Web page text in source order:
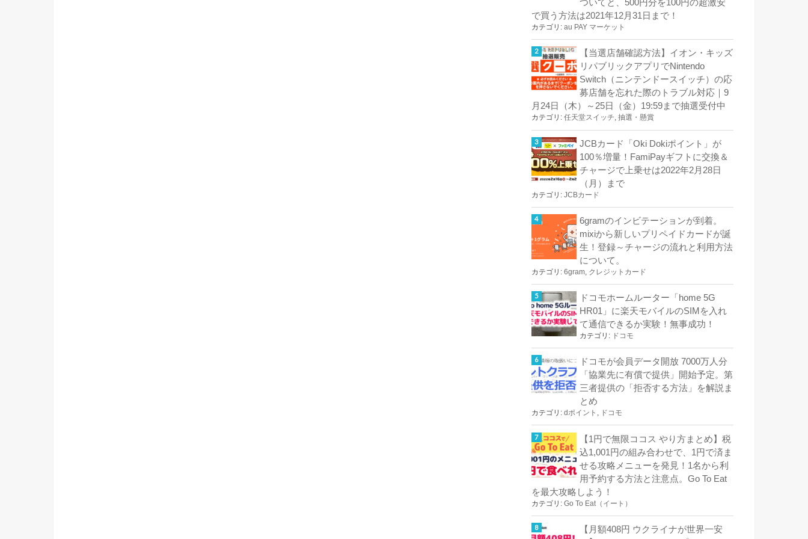
ついてと、500円分を100円の超激安
で買う方法は2021年12月31日まで！
カテゴリ: au PAY マーケット
【当選店舗確認方法】イオン・キッズ
リパブリックアプリでNintendo
Switch（ニンテンドースイッチ）の応
募店舗を忘れた際のトラブル対応｜9
月24日（木）～25日（金）19:59まで抽選受付中
カテゴリ: 任天堂スイッチ, 抽選・懸賞
JCBカード「Oki Dokiポイント」が
100％増量！FamiPayギフトに交換＆
チャージで上乗せは2022年2月28日
（月）まで
カテゴリ: JCBカード
6gramのインビテーションが到着。
mixiから新しいプリペイドカードが誕
生！登録～チャージの流れと利用方法
について。
カテゴリ: 6gram, クレジットカード
ドコモホームルーター「home 5G
HR01」に楽天モバイルのSIMを入れ
て通信できるか実験！無事成功！
カテゴリ: ドコモ
ドコモが会員データ開放 7000万人分
「協業先に有償で提供」開始予定。第
三者提供の「拒否する方法」を解説ま
とめ
カテゴリ: dポイント , ドコモ
【1円で無限ココス やり方まとめ】税
込1,001円の組み合わせで、1円で済ま
せる攻略メニューを発見！1名から利
用予約する方法と注意点。Go To Eat
を最大攻略しよう！
カテゴリ: Go To Eat（イート）
【月額408円 ウクライナが世界一安